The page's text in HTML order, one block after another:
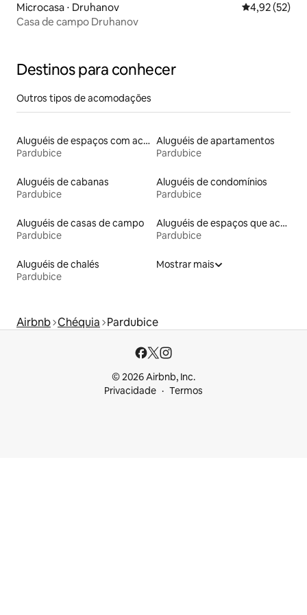
Microcasa ⋅ Druhanov 4,92 de uma
4,92 (52)
Casa de campo Druhanov
Destinos para conhecer
Outros tipos de acomodações
Aluguéis de espaços com acesso direto a pistas de esqui
Pardubice
Aluguéis de apartamentos
Pardubice
Aluguéis de cabanas
Pardubice
Aluguéis de condomínios
Pardubice
Aluguéis de casas de campo
Pardubice
Aluguéis de espaços que aceitam animais de estimação
Pardubice
Aluguéis de chalés
Pardubice
Mostrar mais
Airbnb Chéquia Pardubice
© 2026 Airbnb, Inc.
Privacidade
Termos